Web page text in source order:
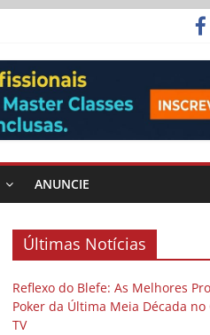
ANUNCIE
Últimas Notícias
Reflexo do Blefe: As Melhores
Poker da Última Meia Década no
TV